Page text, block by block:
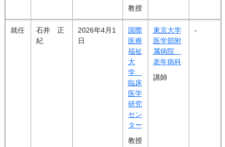
教授
就任
石井 正
紀
2026年4月1
日
国際
医療
福祉
大
学
臨床
医学
研究
セン
ター
教授
東京大学
医学部附
属病院
老年病科
講師
-